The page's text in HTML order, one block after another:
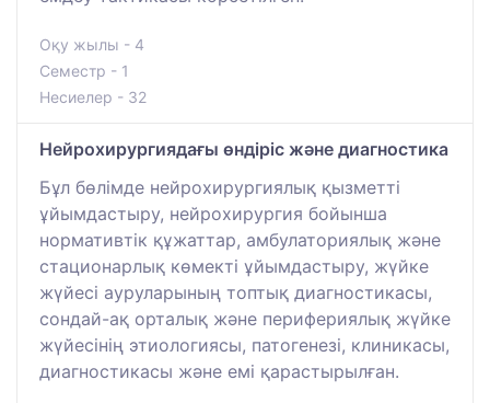
Оқу жылы - 4
Семестр - 1
Несиелер - 32
Нейрохирургиядағы өндіріс және диагностика
Бұл бөлімде нейрохирургиялық қызметті
ұйымдастыру, нейрохирургия бойынша
нормативтік құжаттар, амбулаториялық және
стационарлық көмекті ұйымдастыру, жүйке
жүйесі ауруларының топтық диагностикасы,
сондай-ақ орталық және перифериялық жүйке
жүйесінің этиологиясы, патогенезі, клиникасы,
диагностикасы және емі қарастырылған.